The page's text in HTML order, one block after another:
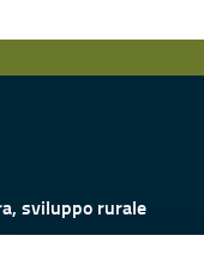
sviluppo rurale